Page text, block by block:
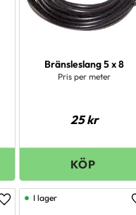
Bränsleslang 5 x 8
Pris per meter
25kr
Lägg till i favoriter
I lager